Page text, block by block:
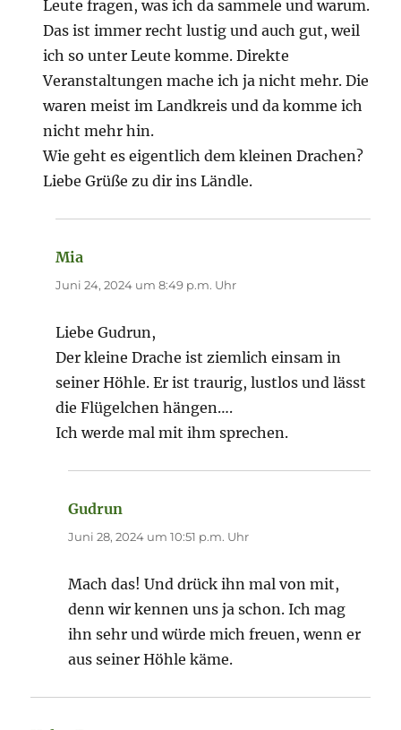
Leute fragen, was ich da sammele und warum.
Das ist immer recht lustig und auch gut, weil
ich so unter Leute komme. Direkte
Veranstaltungen mache ich ja nicht mehr. Die
waren meist im Landkreis und da komme ich
nicht mehr hin.
Wie geht es eigentlich dem kleinen Drachen?
Liebe Grüße zu dir ins Ländle.
Mia
Juni 24, 2024 um 8:49 p.m. Uhr
Liebe Gudrun,
Der kleine Drache ist ziemlich einsam in
seiner Höhle. Er ist traurig, lustlos und lässt
die Flügelchen hängen….
Ich werde mal mit ihm sprechen.
Gudrun
Juni 28, 2024 um 10:51 p.m. Uhr
Mach das! Und drück ihn mal von mit,
denn wir kennen uns ja schon. Ich mag
ihn sehr und würde mich freuen, wenn er
aus seiner Höhle käme.